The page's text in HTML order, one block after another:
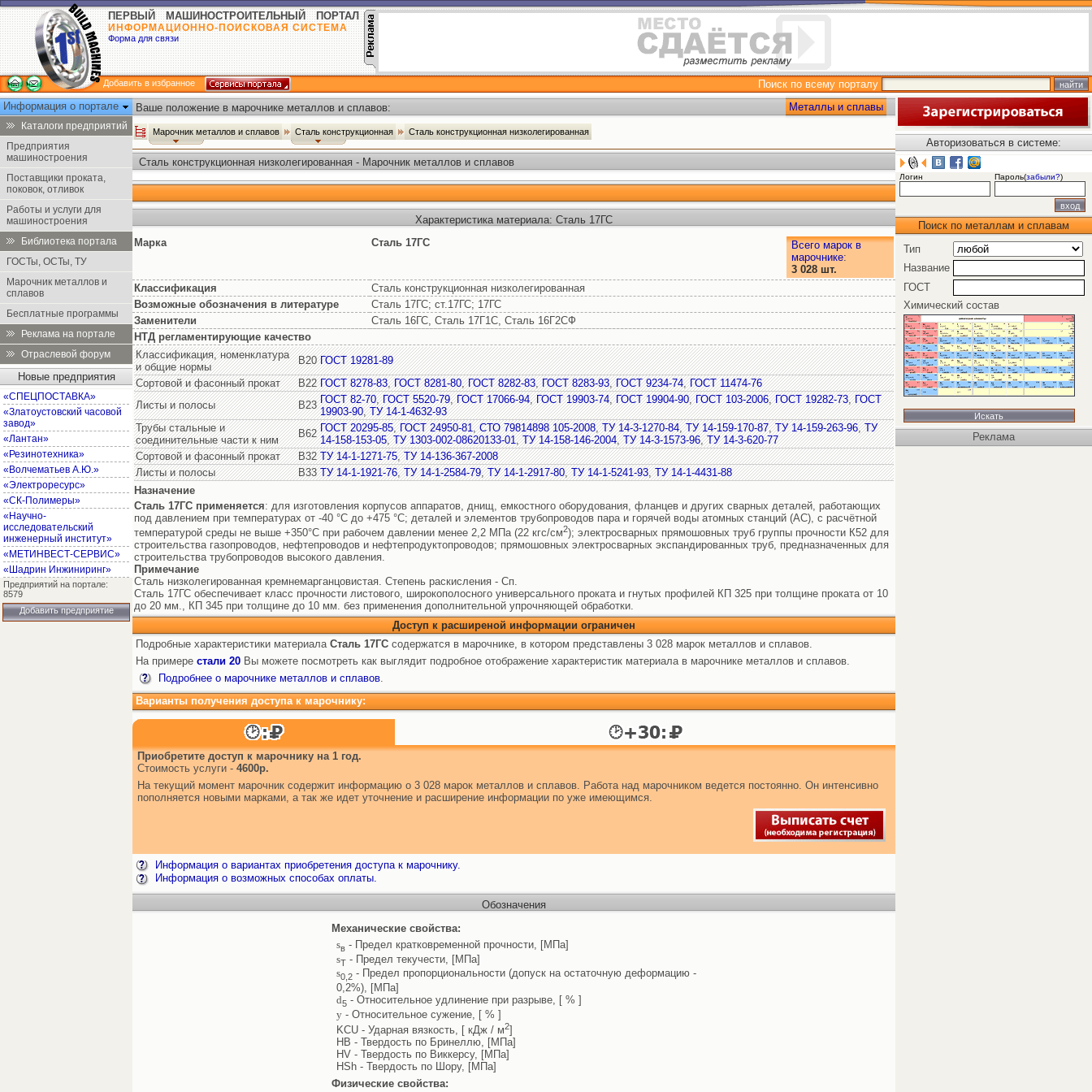
ПЕРВЫЙ МАШИНОСТРОИТЕЛЬНЫЙ ПОРТАЛ
ИНФОРМАЦИОННО-ПОИСКОВАЯ СИСТЕМА
Форма для связи
Добавить в избранное
Поиск по всему порталу
Информация о портале
Каталоги предприятий
Предприятия
машиностроения
Поставщики проката,
поковок, отливок
Работы и услуги для
машиностроения
Библиотека портала
ГОСТы, ОСТы, ТУ
Марочник металлов и
сплавов
Бесплатные программы
Реклама на портале
Отраслевой форум
Новые предприятия
«СПЕЦПОСТАВКА»
«Златоустовский часовой
завод»
«Лантан»
«Резинотехника»
«Волчематьев А.Ю.»
«Электроресурс»
«СК-Полимеры»
«Научно-
исследовательский
инженерный институт»
«МЕТИНВЕСТ-СЕРВИС»
«Шадрин Инжиниринг»
Предприятий на портале:
8579
Добавить предприятие
Ваше положение в марочнике металлов и сплавов: Металлы и сплавы
Марочник металлов и сплавов Сталь конструкционная Сталь конструкционная низколегированная
Сталь конструкционная низколегированная - Марочник металлов и сплавов
Характеристика материала: Сталь 17ГС
Марка
Сталь 17ГС
Всего марок в
марочнике:
3 028 шт.
Классификация
Сталь конструкционная низколегированная
Возможные обозначения в литературе
Сталь 17ГС; ст.17ГС; 17ГС
Заменители
Сталь 16ГС, Сталь 17Г1С, Сталь 16Г2СФ
НТД регламентирующие качество
Классификация, номенклатура
и общие нормы
В20 ГОСТ 19281-89
Сортовой и фасонный прокат
В22 ГОСТ 8278-83,ГОСТ 8281-80,ГОСТ 8282-83,ГОСТ 8283-93,ГОСТ 9234-74,ГОСТ 11474-76
Листы и полосы
В23 ГОСТ 82-70,ГОСТ 5520-79,ГОСТ 17066-94,ГОСТ 19903-74,ГОСТ 19904-90,ГОСТ 103-2006,ГОСТ 19282-73,ГОСТ
19903-90,ТУ 14-1-4632-93
Трубы стальные и
соединительные части к ним
В62 ГОСТ 20295-85,ГОСТ 24950-81,СТО 79814898 105-2008,ТУ 14-3-1270-84,ТУ 14-159-170-87,ТУ 14-159-263-96,ТУ
14-158-153-05,ТУ 1303-002-08620133-01,ТУ 14-158-146-2004,ТУ 14-3-1573-96,ТУ 14-3-620-77
Сортовой и фасонный прокат
В32 ТУ 14-1-1271-75,ТУ 14-136-367-2008
Листы и полосы
В33 ТУ 14-1-1921-76,ТУ 14-1-2584-79,ТУ 14-1-2917-80,ТУ 14-1-5241-93,ТУ 14-1-4431-88
Назначение
Сталь 17ГС применяется: для изготовления корпусов аппаратов, днищ, емкостного оборудования, фланцев и других сварных деталей, работающих
под давлением при температурах от -40 °С до +475 °С; деталей и элементов трубопроводов пара и горячей воды атомных станций (АС), с расчётной
температурой среды не выше +350°С при рабочем давлении менее 2,2 МПа (22 кгс/см2); электросварных прямошовных труб группы прочности К52 для
строительства газопроводов, нефтепроводов и нефтепродуктопроводов; прямошовных электросварных экспандированных труб, предназначенных для
строительства трубопроводов высокого давления.
Примечание
Сталь низколегированная кремнемарганцовистая. Степень раскисления - Сп.
Сталь 17ГС обеспечивает класс прочности листового, широкополосного универсального проката и гнутых профилей КП 325 при толщине проката от 10
до 20 мм., КП 345 при толщине до 10 мм. без применения дополнительной упрочняющей обработки.
Доступ к расширеной информации ограничен
Подробные характеристики материала Сталь 17ГС содержатся в марочнике, в котором представлены 3 028 марок металлов и сплавов.
На примере стали 20 Вы можете посмотреть как выглядит подробное отображение характеристик материала в марочнике металлов и сплавов.
Подробнее о марочнике металлов и сплавов.
Варианты получения доступа к марочнику:
Приобретите доступ к марочнику на 1 год.
Стоимость услуги - 4600р.
На текущий момент марочник содержит информацию о 3 028 марок металлов и сплавов. Работа над марочником ведется постоянно. Он интенсивно
пополняется новыми марками, а так же идет уточнение и расширение информации по уже имеющимся.
Информация о вариантах приобретения доступа к марочнику.
Информация о возможных способах оплаты.
Обозначения
Механические свойства:
sв - Предел кратковременной прочности, [МПа]
sТ- Предел текучести, [МПа]
s0,2- Предел пропорциональности (допуск на остаточную деформацию -
0,2%), [МПа]
d5- Относительное удлинение при разрыве, [ % ]
y- Относительное сужение, [ % ]
KCU - Ударная вязкость, [ кДж / м2]
HB - Твердость по Бринеллю, [МПа]
HV - Твердость по Виккерсу, [МПа]
HSh - Твердость по Шору, [МПа]
Физические свойства:
Авторизоваться в системе:
Логин Пароль(забыли?)
Поиск по металлам и сплавам
Тип
Название
ГОСТ
Химический состав
Реклама